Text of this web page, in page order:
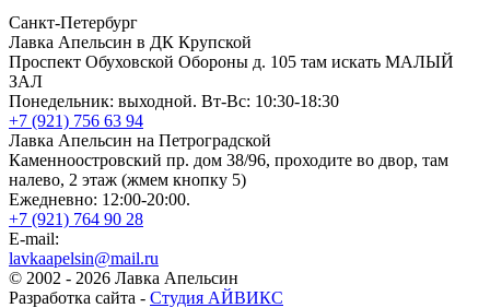
Санкт-Петербург
Лавка Апельсин в ДК Крупской
Проспект Обуховской Обороны д. 105 там искать МАЛЫЙ
ЗАЛ
Понедельник: выходной. Вт-Вс: 10:30-18:30
+7 (921) 756 63 94
Лавка Апельсин на Петроградской
Каменноостровский пр. дом 38/96, проходите во двор, там
налево, 2 этаж (жмем кнопку 5)
Ежедневно: 12:00-20:00.
+7 (921) 764 90 28
E-mail:
lavkaapelsin@mail.ru
© 2002 - 2026 Лавка Апельсин
Разработка сайта - Студия АЙВИКС